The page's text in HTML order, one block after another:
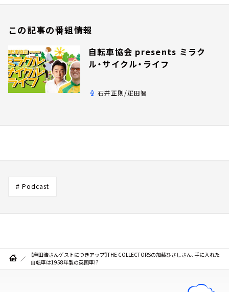
この記事の番組情報
自転車協会 presents ミラク
ル・サイクル・ライフ
石井正則/疋田智
# Podcast
【麻田浩さんゲストにつきアップ】THE COLLECTORSの加藤ひさしさん、手に入れた
自転車は1958年製の英国車!?